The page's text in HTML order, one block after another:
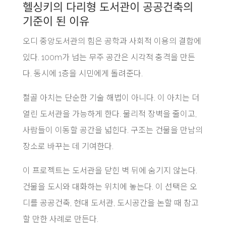
헬싱키의 다리형 도서관이 공공건축의
기준이 된 이유
오디 중앙도서관의 힘은 공학과 사회적 이용의 결합에
있다. 100m가 넘는 무주 공간은 시각적 충격을 만든
다. 동시에 1층을 시민에게 돌려준다.
철골 아치는 단순한 기술 해법이 아니다. 이 아치는 더
열린 도서관을 가능하게 한다. 물리적 장벽을 줄이고,
사람들이 이동할 공간을 넓힌다. 구조는 건물을 만남의
장소로 바꾸는 데 기여한다.
이 프로젝트는 도서관을 닫힌 벽 뒤에 숨기지 않는다.
건물을 도시와 대화하는 위치에 놓는다. 이 선택은 오
디를 공공건축, 현대 도서관, 도시공간을 논할 때 참고
할 만한 사례로 만든다.